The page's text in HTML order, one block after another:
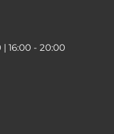
16:00 - 20:00